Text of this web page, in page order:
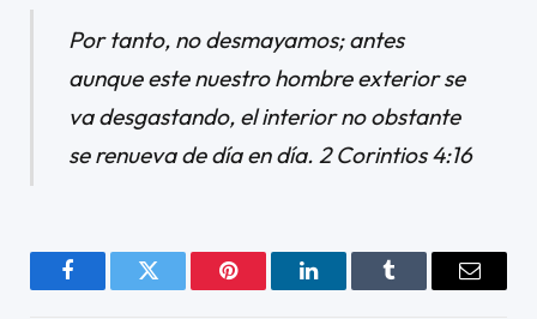
Por tanto, no desmayamos; antes
aunque este nuestro hombre exterior se
va desgastando, el interior no obstante
se renueva de día en día. 2 Corintios 4:16
FacebookTwitter Pinterest LinkedInTumblr Email